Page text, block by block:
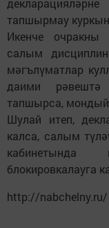
тапшырмау
Икенче очракны
салым
мәгълүматлар
даими рәвештә
тапшырса,
Шулай итеп,
калса, салым
блокировкалауга
http://nabchelny.ru/